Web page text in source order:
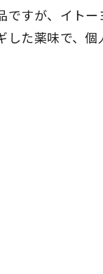
ですが、イト
た薬味で、個